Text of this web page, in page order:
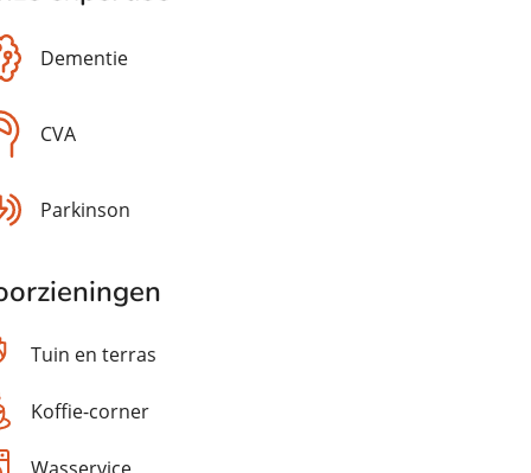
Dementie
CVA
Parkinson
Tuin en terras
Koffie-corner